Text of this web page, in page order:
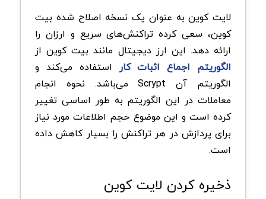
لایت کوین به عنوان یک نسخه اصلاح شده بیت
کوین، سعی کرده تراکنش‌های سریع و ارزان را
ارائه دهد. این ارز دیجیتال مانند بیت کوین از
الگوریتم اجماع اثبات کار استفاده می‌کند و
الگوریتم آن Scrypt می‌باشد. نحوه انجام
معاملات در این الگوریتم به طور اساسی تغییر
کرده است و این موضوع حجم اطلاعات مورد نیاز
برای پردازش در هر تراکنش را بسیار کاهش داده
است.
ذخیره کردن لایت کوین